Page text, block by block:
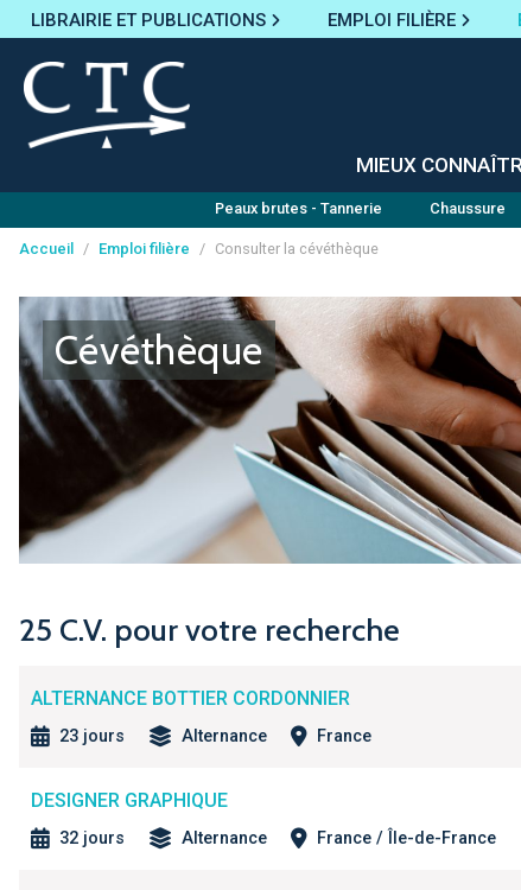
Panneau de gestion des cookies
LIBRAIRIE ET PUBLICATIONS EMPLOI FILIÈRE
MIEUX
Peaux brutes - Tannerie Chaussure
Accueil / Emploi filière / Consulter la cévéthèque
Cévéthèque
25 C.V. pour votre recherche
ALTERNANCE BOTTIER CORDONNIER
23 jours Alternance France
DESIGNER GRAPHIQUE
32 jours Alternance France / Île-de-France